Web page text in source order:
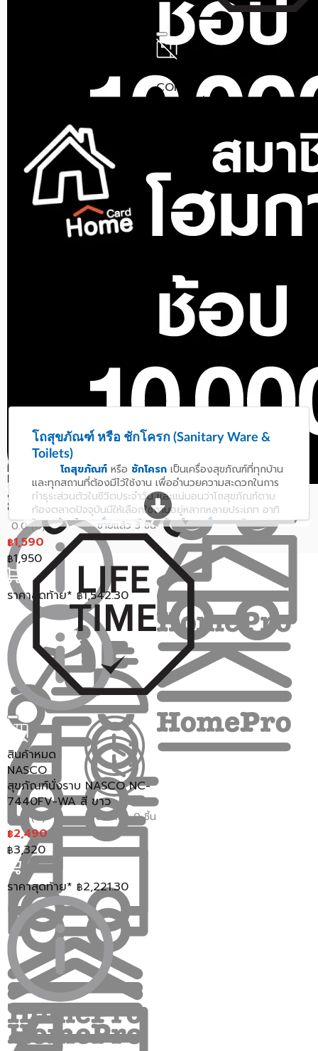
NASCO
6511-WA สีขาว
0.0 (0)
฿
ราคาสุดท้าย* ฿1,212.50
สินค้าหมด
NASCO
สุขภัณฑ์นั่งราบ NASCO NC-
9501-WA-2 สีขาว
5 (4) ขายแล้ว 50 ชิ้น
ราคาสุดท้าย* ฿ 1,251.30
สินค้าหมด
NASCO
สุขภัณฑ์นั่งราบ NASCO NC-
9501-SA สีฟ้า
0.0 (0) ขายแล้ว 3 ชิ้น
฿1,590
฿1,950
ราคาสุดท้าย* ฿1,542.30
สินค้าหมด
CORAL
สุขภัณฑ์นั่งราบ CORAL
ขายแล้ว 4 ชิ้น
ราคาสุดท้าย*
สินค้าหมด
NASCO
สุขภัณฑ์นั่งราบ NASCO NC-
7440FV-WA สี ขาว
0.0 (0) ขายแล้ว 0 ชิ้น
฿2,490
฿3,320
ราคาสุดท้าย* ฿2,221.30
โถสุขภัณฑ์ หรือ ชักโครก (Sanitary Ware &
Toilets)
โถสุขภัณฑ์ หรือ ชักโครก เป็นเครื่องสุขภัณฑ์ที่ทุกบ้าน
และทุกสถานที่ต้องมีไว้ใช้งาน เพื่ออำนวยความสะดวกในการ
ทำธุระส่วนตัวในชีวิตประจำวัน และแน่นอนว่าโถสุขภัณฑ์ตาม
ท้องตลาดปัจจุบันมีให้เลือกใช้งานอยู่หลากหลายประเภท อาทิ
โถสุขภัณฑ์แบบนั่งยอง ,โถสุขภัณฑ์แบบนั่งราบ,โถ
สุขภัณฑ์แบบชิ้นเดียว,โถสุขภัณฑ์แบบสองชิ้นหรือ
สุขภัณฑ์อัตโนมัติ เป็นต้น โดยโถสุขภัณฑ์แต่ละประเภทก็มี
ข้อดีและประโยชน์ในการใช้งานที่แตกต่างกัน
ดังนั้นการเลือกซื้อโถสุขภัณฑ์จึงต้องคำนึงถึงปัจจัย
ด้านต่างๆหลายๆปัจจัย เช่น ราคาและยี่ห้อโถสุขภัณฑ์ จะต้อง
เลือกโถสุขภัณฑ์ที่มีราคาเหมาะสม ไม่แพงและไม่ถูกจนเกินไป
และพิจารณาจากยี่ห้อโถสุขภัณฑ์จะต้องเลือกจากแบรนด์ที่มีชื่อ
เสียง อาทิ โถสุขภัณฑ์ American Standard, COTTO,
Karat, Kohler, Moya เป็นต้น หรือเลือกซื้อจากตัวแทน
จำหน่ายที่มีความน่าเชื่อถืออย่าง โฮมโปร ที่เป็นศูนย์รวม
สุขภัณฑ์ห้องน้ำแบบครบวงจร มาให้คุณได้เลือกช้อปปิ้ง
ออนไลน์ที่www.homepro.co.th
ประเภทโถสุขภัณฑ์
การเลือกโถสุขภัณฑ์สำหรับใช้งานภายในบ้านหรือตาม
สถานที่ต่างๆทั่วไป จะต้องพิจารณากันในเรื่องของประเภทและ
รูปแบบการใช้งาน รวมถึงดีไซน์ความสวยงามจะต้องมีความ
สวยงามลงตัวกับสไตล์การตกแต่งห้องน้ำของเรามากที่สุด
โดยประเภทของโถสุขภัณฑ์มีให้เลือกใช้งานอยู่ 2 รูปแบบด้วย
กัน
โถสุขภัณฑ์แบบนั่งยอง
โถสุขภัณฑ์แบบนั่งยองเป็นสิ่งที่ทุกคนน่าจะคุ้นเคยกัน
เป็นอย่างดี เพราะเรามักพบเจอโถสุขภัณฑ์ประเภทนี้ในชีวิต
ประจำวันอยู่บ่อยครั้ง ตั้งแต่ห้องน้ำโรงเรียน ห้องน้ำสาธารณะ
ห้องน้ำปั๊มน้ำมัน หรือห้องน้ำตามวัด แต่การใช้งานอาจจะไม่
ค่อยสะดวกสักเท่าไหร่สำหรับ คนที่มีน้ำหนักตัวมาก หรือคนที่มี
ปัญหาเรื่องของข้อขาข้อเข่า แต่หากพูดถึงเรื่องของราคาก็
ค่อนข้างถูกมากกว่าโถสุขภัณฑ์แบบนั่งราบ
โถสุขภัณฑ์แบบนั่งยองมีให้เลือกใช้อยู่ 3 แบบ
คือ
สุขภัณฑ์นั่งยองราดน้ำ
สุขภัณฑ์นั่งยองแบบใช้ถังพักน้ำ
สุขภัณฑ์นั่งยองแบบใช้ฟรัชวาล์ว
โถสุขภัณฑ์แบบนั่งราบ
โถสุขภัณฑ์แบบนั่งราบ เป็นโถสุขภัณฑ์ที่นิยมใช้งานกัน
อย่างแพร่หลายในปัจจุบัน ไม่ว่าจะเป็น ตามบ้านเรือน อาคาร